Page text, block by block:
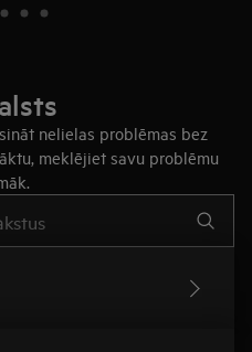
nelielas problēmas bez
meklējiet savu problēmu